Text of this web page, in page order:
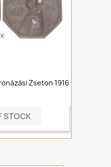
Zseton 1916
STOCK